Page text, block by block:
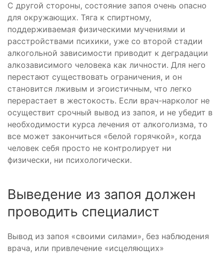
С другой стороны, состояние запоя очень опасно
для окружающих. Тяга к спиртному,
поддерживаемая физическими мучениями и
расстройствами психики, уже со второй стадии
алкогольной зависимости приводит к деградации
алкозависимого человека как личности. Для него
перестают существовать ограничения, и он
становится лживым и эгоистичным, что легко
перерастает в жестокость. Если врач-нарколог не
осуществит срочный вывод из запоя, и не убедит в
необходимости курса лечения от алкоголизма, то
все может закончиться «белой горячкой», когда
человек себя просто не контролирует ни
физически, ни психологически.
Выведение из запоя должен
проводить специалист
Вывод из запоя «своими силами», без наблюдения
врача, или привлечение «исцеляющих»